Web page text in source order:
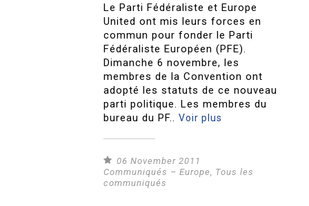
Le Parti Fédéraliste et Europe
United ont mis leurs forces en
commun pour fonder le Parti
Fédéraliste Européen (PFE).
Dimanche 6 novembre, les
membres de la Convention ont
adopté les statuts de ce nouveau
parti politique. Les membres du
bureau du PF..Voir plus
06 November 2011
Communiqués – Europe
Tous les
communiqués